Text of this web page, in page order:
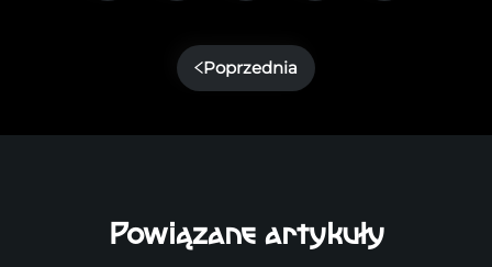
Poprzednia
Powiązane artykuły